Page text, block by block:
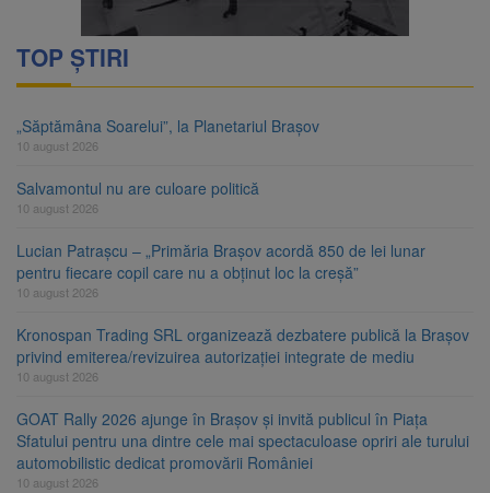
TOP ȘTIRI
„Săptămâna Soarelui”, la Planetariul Brașov
10 august 2026
Salvamontul nu are culoare politică
10 august 2026
Lucian Patrașcu – „Primăria Brașov acordă 850 de lei lunar
pentru fiecare copil care nu a obținut loc la creșă”
10 august 2026
Kronospan Trading SRL organizează dezbatere publică la Brașov
privind emiterea/revizuirea autorizației integrate de mediu
10 august 2026
GOAT Rally 2026 ajunge în Brașov și invită publicul în Piața
Sfatului pentru una dintre cele mai spectaculoase opriri ale turului
automobilistic dedicat promovării României
10 august 2026